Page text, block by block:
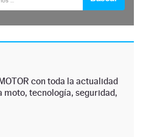
con toda la actualidad
moto, tecnología, seguridad,